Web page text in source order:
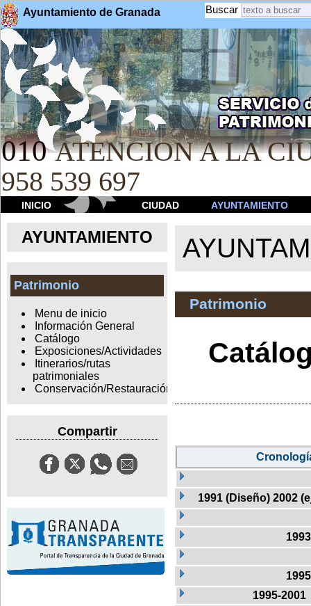
Ayuntamiento de Granada Buscar
010 ATENCION A LA
958 539 697
INICIO CIUDAD AYUNTAMIENTO
AYUNTAMIENTO
Patrimonio
Menu de inicio
Información General
Catálogo
Exposiciones/Actividades
Itinerarios/rutas
patrimoniales
Conservación/Restauración
Compartir
Patrimonio
1991 (Diseño) 2002
1993
1995
1995-2001